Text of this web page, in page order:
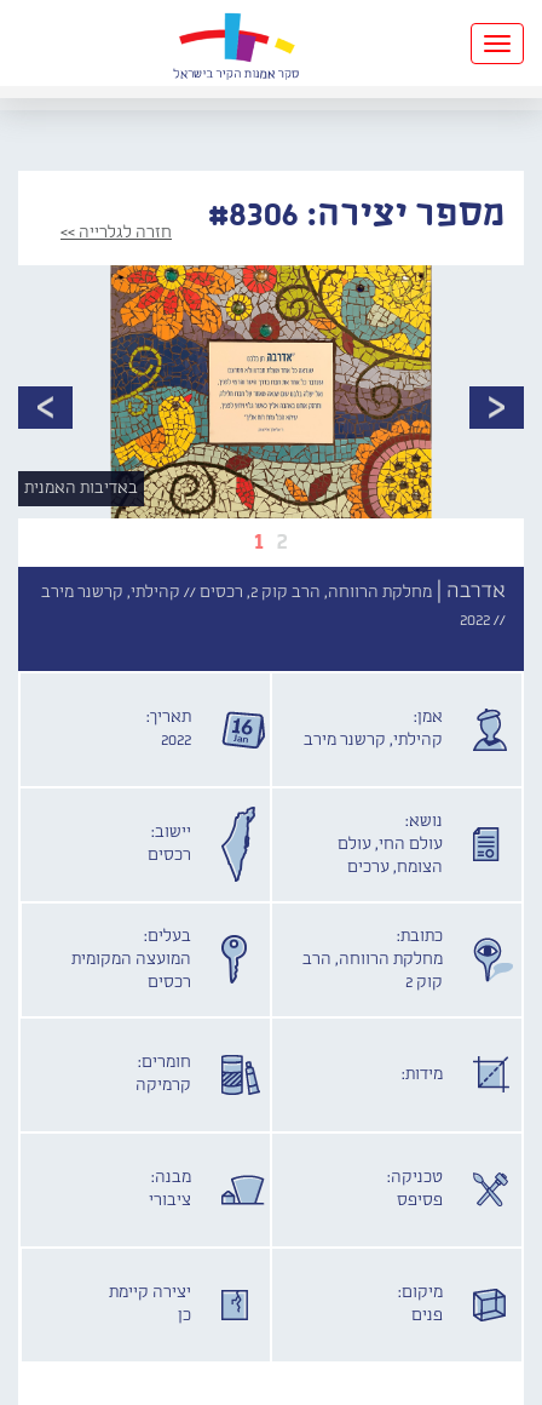
Toggle
navigation
מספר יצירה: #8306 חזרה לגלרייה >>
1 2
באדיבות האמנית
אדרבה | מחלקת הרווחה, הרב קוק 2, רכסים //
קהילתי, קרשנר מירב
//
2022
אמן:
קהילתי, קרשנר מירב
תאריך:
2022
נושא:
עולם החי, עולם
הצומח, ערכים
יישוב:
רכסים
כתובת:
מחלקת הרווחה, הרב
קוק 2
בעלים:
המועצה המקומית
רכסים
מידות:
חומרים:
קרמיקה
טכניקה:
פסיפס
מבנה:
ציבורי
מיקום:
פנים
יצירה קיימת
כן